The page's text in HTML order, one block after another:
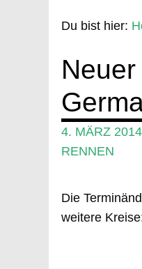
Du bist hier:
4. MÄRZ 2014
RENNEN
Die
weitere